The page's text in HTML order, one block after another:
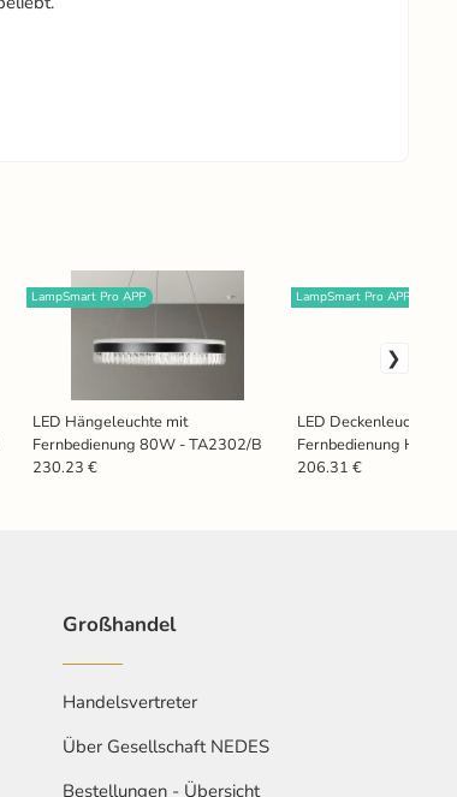
LED Hängeleuchte mit
Fernbedienung 80W - TA2302/B
LampSmart Pro APP
230.23 €
LED Deckenleuchte mit
Fernbedienung Holz
TA1301/BW
LampSmart Pro APP
206.31 €
Großhandel
Handelsvertreter
Über Gesellschaft NEDES
Bestellungen - Übersicht